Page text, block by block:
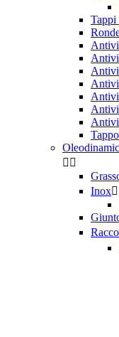
Tappi
 
Inox